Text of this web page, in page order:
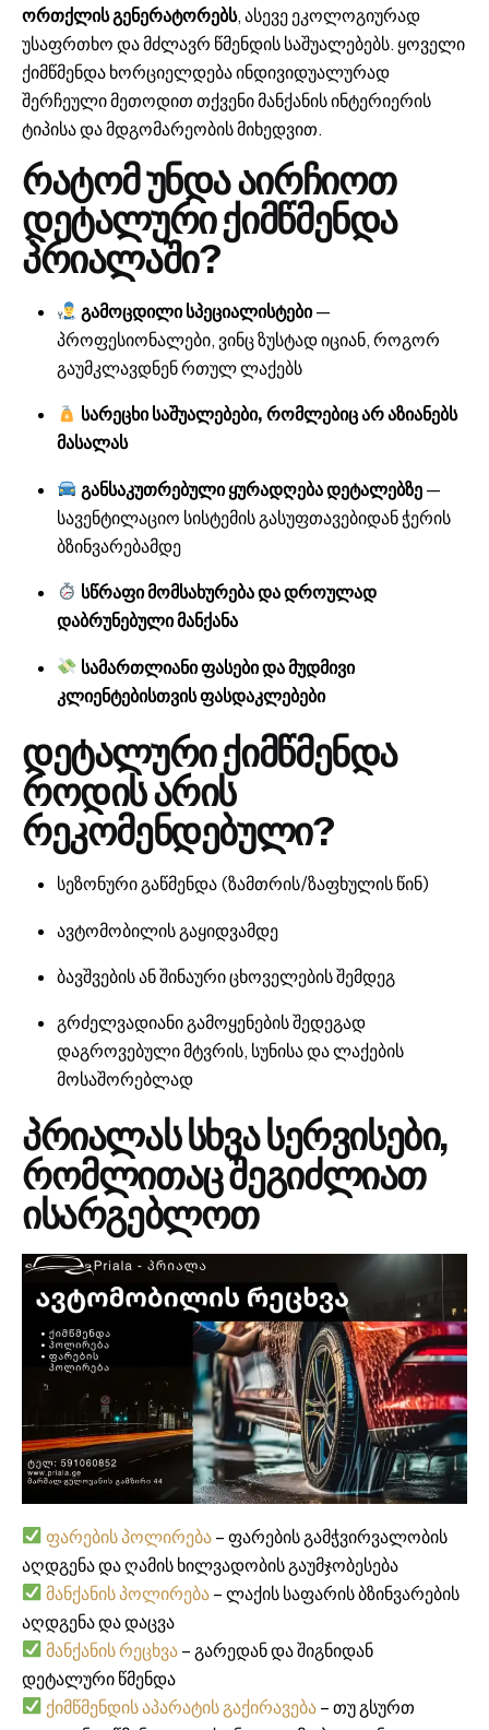
ორთქლის გენერატორებს, ასევე ეკოლოგიურად
უსაფრთხო და მძლავრ წმენდის საშუალებებს. ყოველი
ქიმწმენდა ხორციელდება ინდივიდუალურად
შერჩეული მეთოდით თქვენი მანქანის ინტერიერის
ტიპისა და მდგომარეობის მიხედვით.
რატომ უნდა აირჩიოთ
დეტალური ქიმწმენდა
პრიალაში?
გამოცდილი სპეციალისტები—
პროფესიონალები, ვინც ზუსტად იციან, როგორ
გაუმკლავდნენ რთულ ლაქებს
სარეცხი საშუალებები, რომლებიც არ აზიანებს
მასალას
განსაკუთრებული ყურადღება დეტალებზე—
სავენტილაციო სისტემის გასუფთავებიდან ჭერის
ბზინვარებამდე
სწრაფი მომსახურება და დროულად
დაბრუნებული მანქანა
სამართლიანი ფასები და მუდმივი
კლიენტებისთვის ფასდაკლებები
დეტალური ქიმწმენდა
როდის არის
რეკომენდებული?
სეზონური გაწმენდა (ზამთრის/ზაფხულის წინ)
ავტომობილის გაყიდვამდე
ბავშვების ან შინაური ცხოველების შემდეგ
გრძელვადიანი გამოყენების შედეგად
დაგროვებული მტვრის, სუნისა და ლაქების
მოსაშორებლად
პრიალას სხვა სერვისები,
რომლითაც შეგიძლიათ
ისარგებლოთ
ფარების პოლირება– ფარების გამჭვირვალობის
აღდგენა და ღამის ხილვადობის გაუმჯობესება
მანქანის პოლირება– ლაქის საფარის ბზინვარების
აღდგენა და დაცვა
მანქანის რეცხვა– გარედან და შიგნიდან
დეტალური წმენდა
ქიმწმენდის აპარატის გაქირავება– თუ გსურთ